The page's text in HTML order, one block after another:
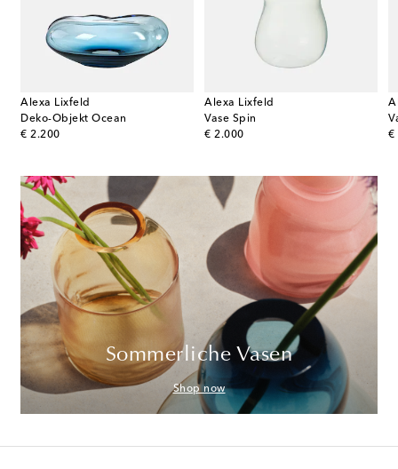
Alexa Lixfeld
Deko-Objekt Ocean
€ 2.200
original price
Alexa Lixfeld
Vase Spin
€ 2.000
original price
€
Sommerliche Vasen
Shop now